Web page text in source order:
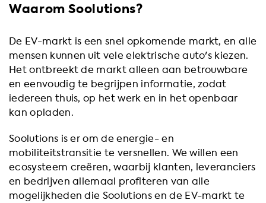
Waarom Soolutions?
De EV-markt is een snel opkomende markt, en alle
mensen kunnen uit vele elektrische auto's kiezen.
Het ontbreekt de markt alleen aan betrouwbare
en eenvoudig te begrijpen informatie, zodat
iedereen thuis, op het werk en in het openbaar
kan opladen.
Soolutions is er om de energie- en
mobiliteitstransitie te versnellen. We willen een
ecosysteem creëren, waarbij klanten, leveranciers
en bedrijven allemaal profiteren van alle
mogelijkheden die Soolutions en de EV-markt te